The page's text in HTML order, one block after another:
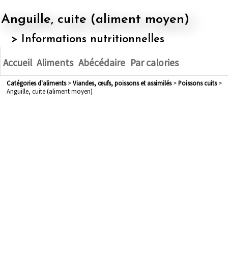
Anguille, cuite (aliment moyen)
> Informations nutritionnelles
Accueil Aliments Abécédaire Par calories
Catégories d'aliments> viandes, œufs, poissons et assimilés> poissons cuits>
Anguille, cuite (aliment moyen)